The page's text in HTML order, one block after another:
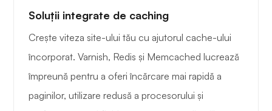
Soluții integrate de caching
Crește viteza site-ului tău cu ajutorul cache-ului
încorporat. Varnish, Redis și Memcached lucrează
împreună pentru a oferi încărcare mai rapidă a
paginilor, utilizare redusă a procesorului și